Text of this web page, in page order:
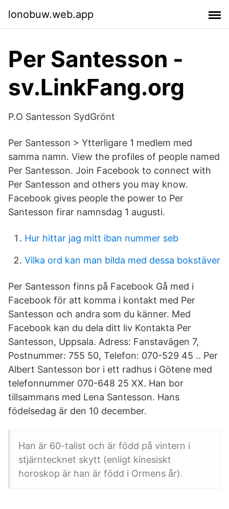
lonobuw.web.app
Per Santesson -
sv.LinkFang.org
P.O Santesson SydGrönt
Per Santesson > Ytterligare 1 medlem med
samma namn. View the profiles of people named
Per Santesson. Join Facebook to connect with
Per Santesson and others you may know.
Facebook gives people the power to Per
Santesson firar namnsdag 1 augusti.
Hur hittar jag mitt iban nummer seb
Vilka ord kan man bilda med dessa bokstäver
Per Santesson finns på Facebook Gå med i
Facebook för att komma i kontakt med Per
Santesson och andra som du känner. Med
Facebook kan du dela ditt liv Kontakta Per
Santesson, Uppsala. Adress: Fanstavägen 7,
Postnummer: 755 50, Telefon: 070-529 45 .. Per
Albert Santesson bor i ett radhus i Götene med
telefonnummer 070-648 25 XX. Han bor
tillsammans med Lena Santesson. Hans
födelsedag är den 10 december.
Han är 60-talist och är född på vintern i
stjärntecknet skytt (enligt kinesiskt
horoskop är han är född i Ormens år).